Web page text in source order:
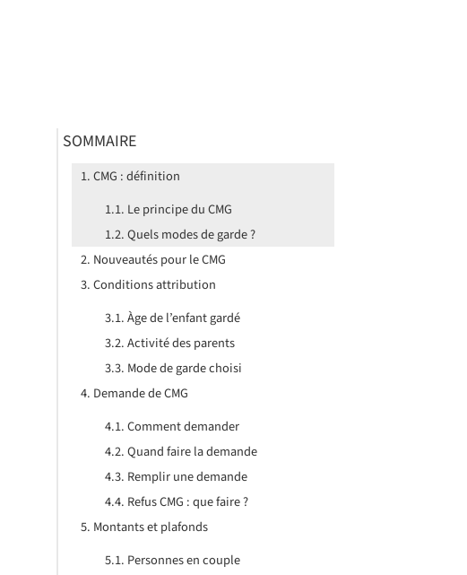
SOMMAIRE
CMG : définition
Le principe du CMG
Quels modes de garde ?
Nouveautés pour le CMG
Conditions attribution
Àge de l’enfant gardé
Activité des parents
Mode de garde choisi
Demande de CMG
Comment demander
Quand faire la demande
Remplir une demande
Refus CMG : que faire ?
Montants et plafonds
Personnes en couple